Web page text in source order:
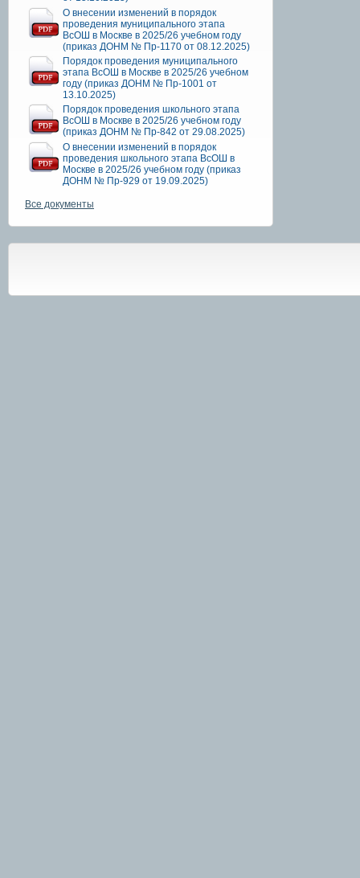
О внесении изменений в порядок
проведения муниципального этапа
ВсОШ в Москве в 2025/26 учебном году
(приказ ДОНМ № Пр-1170 от 08.12.2025)
Порядок проведения муниципального
этапа ВсОШ в Москве в 2025/26 учебном
году (приказ ДОНМ № Пр-1001 от
13.10.2025)
Порядок проведения школьного этапа
ВсОШ в Москве в 2025/26 учебном году
(приказ ДОНМ № Пр-842 от 29.08.2025)
О внесении изменений в порядок
проведения школьного этапа ВсОШ в
Москве в 2025/26 учебном году (приказ
ДОНМ № Пр-929 от 19.09.2025)
Все документы